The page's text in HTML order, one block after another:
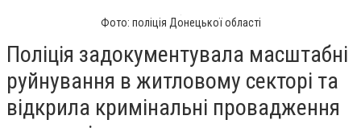
Фото: поліція Донецької області
Поліція задокументувала масштабні
руйнування в житловому секторі та
відкрила кримінальні провадження